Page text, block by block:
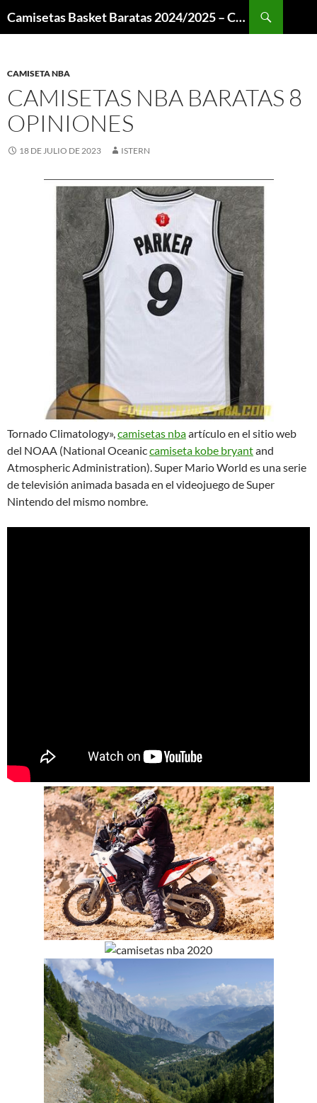
Camisetas Basket Baratas 2024/2025 – Camisetas NBA
CAMISETA NBA
CAMISETAS NBA BARATAS 8
OPINIONES
18 DE JULIO DE 2023 ISTERN
Tornado Climatology»,camisetas nbaartículo en el sitio web
del NOAA (National Oceaniccamiseta kobe bryantand
Atmospheric Administration). Super Mario World es una serie
de televisión animada basada en el videojuego de Super
Nintendo del mismo nombre.